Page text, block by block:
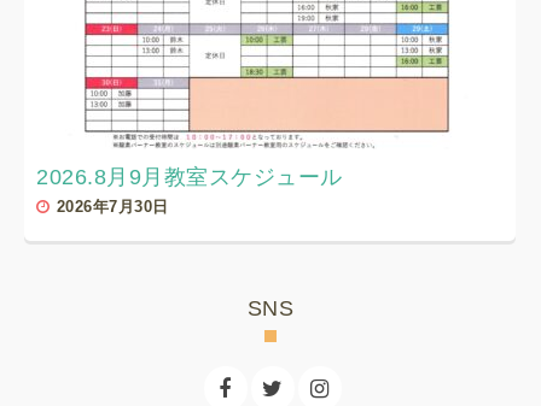
2026.8月9月教室スケジュール
2026年7月30日
SNS